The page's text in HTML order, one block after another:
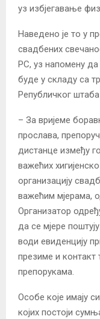
уз избјегавање
Наведено је то у
свадбених
РС, уз напомену
буде у складу са
Републичког
– За вријеме
прослава,
дистанце између
важећих
организацију
важећим мјерама,
Организатор
да се мјере
води евиденцију
презиме и контакт
препорукама.
Особе које имају
којих постоји